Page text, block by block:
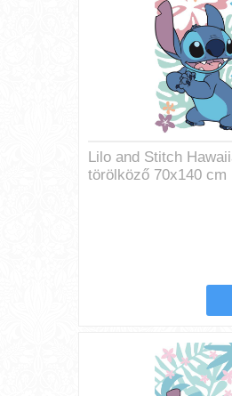
Lilo and Stitch
törölköző 70x140 cm